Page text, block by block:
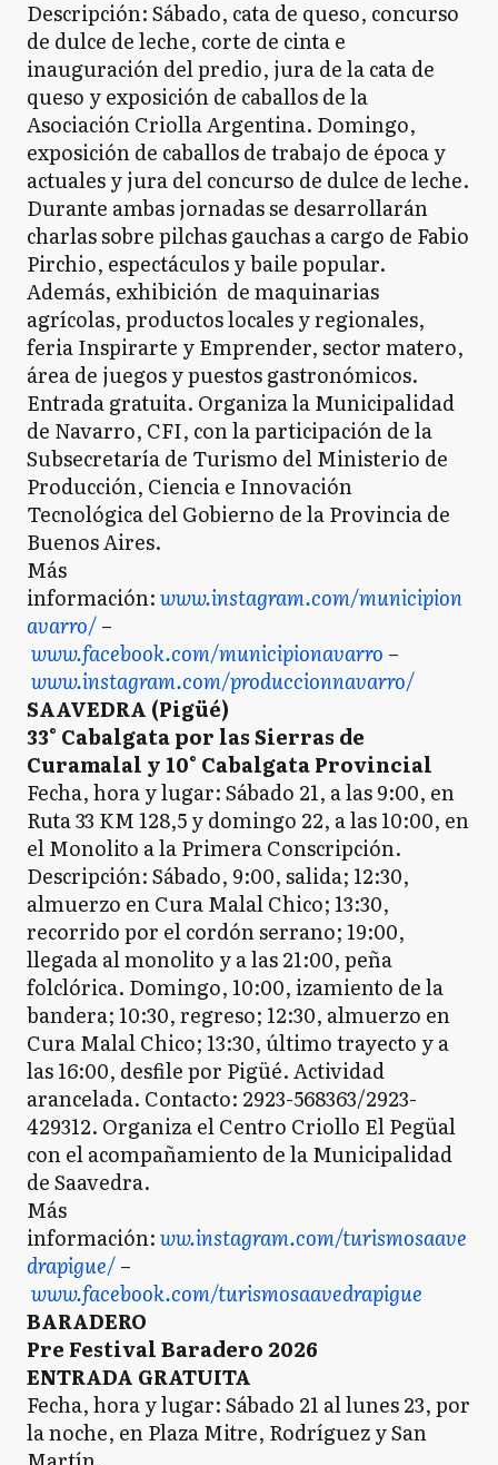
Descripción: Sábado, cata de queso, concurso
de dulce de leche, corte de cinta e
inauguración del predio, jura de la cata de
queso y exposición de caballos de la
Asociación Criolla Argentina. Domingo,
exposición de caballos de trabajo de época y
actuales y jura del concurso de dulce de leche.
Durante ambas jornadas se desarrollarán
charlas sobre pilchas gauchas a cargo de Fabio
Pirchio, espectáculos y baile popular.
Además, exhibición de maquinarias
agrícolas, productos locales y regionales,
feria Inspirarte y Emprender, sector matero,
área de juegos y puestos gastronómicos.
Entrada gratuita. Organiza la Municipalidad
de Navarro, CFI, con la participación de la
Subsecretaría de Turismo del Ministerio de
Producción, Ciencia e Innovación
Tecnológica del Gobierno de la Provincia de
Buenos Aires.
Más
información:www.instagram.com/municipion
avarro/–
www.facebook.com/municipionavarro –
www.instagram.com/produccionnavarro/
SAAVEDRA (Pigüé)
33° Cabalgata por las Sierras de
Curamalal y 10° Cabalgata Provincial
Fecha, hora y lugar: Sábado 21, a las 9:00, en
Ruta 33 KM 128,5 y domingo 22, a las 10:00, en
el Monolito a la Primera Conscripción.
Descripción: Sábado, 9:00, salida; 12:30,
almuerzo en Cura Malal Chico; 13:30,
recorrido por el cordón serrano; 19:00,
llegada al monolito y a las 21:00, peña
folclórica. Domingo, 10:00, izamiento de la
bandera; 10:30, regreso; 12:30, almuerzo en
Cura Malal Chico; 13:30, último trayecto y a
las 16:00, desfile por Pigüé. Actividad
arancelada. Contacto: 2923-568363/2923-
429312. Organiza el Centro Criollo El Pegüal
con el acompañamiento de la Municipalidad
de Saavedra.
Más
información:ww.instagram.com/turismosaave
drapigue/–
www.facebook.com/turismosaavedrapigue
BARADERO
Pre Festival Baradero 2026
ENTRADA GRATUITA
Fecha, hora y lugar: Sábado 21 al lunes 23, por
la noche, en Plaza Mitre, Rodríguez y San